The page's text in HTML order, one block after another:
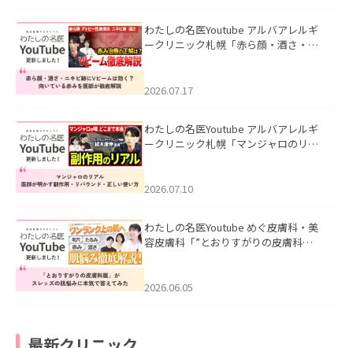
わたしの名医Youtube アルバアレルギ
ークリニック札幌「赤ら顔・酒さ・ニ
した。
2026.07.17
わたしの名医Youtube アルバアレルギ
ークリニック札幌「マンジャロのリア
た。
2026.07.10
わたしの名医Youtube めぐ皮膚科・美
容皮膚科「”とおりすがりの皮膚科
2026.06.05